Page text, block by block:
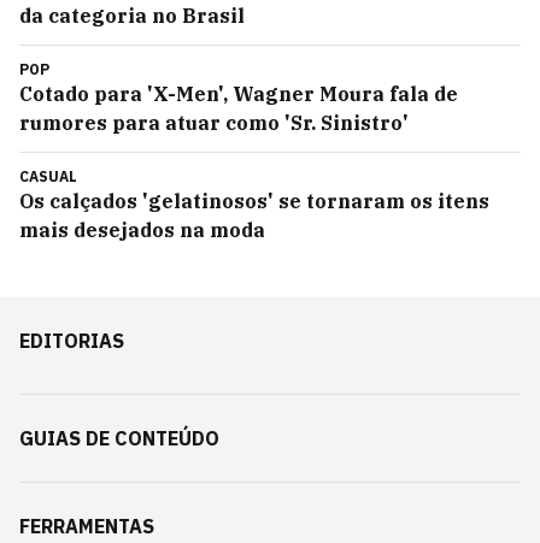
da categoria no Brasil
POP
Cotado para 'X-Men', Wagner Moura fala de
rumores para atuar como 'Sr. Sinistro'
CASUAL
Os calçados 'gelatinosos' se tornaram os itens
mais desejados na moda
EDITORIAS
GUIAS DE CONTEÚDO
FERRAMENTAS